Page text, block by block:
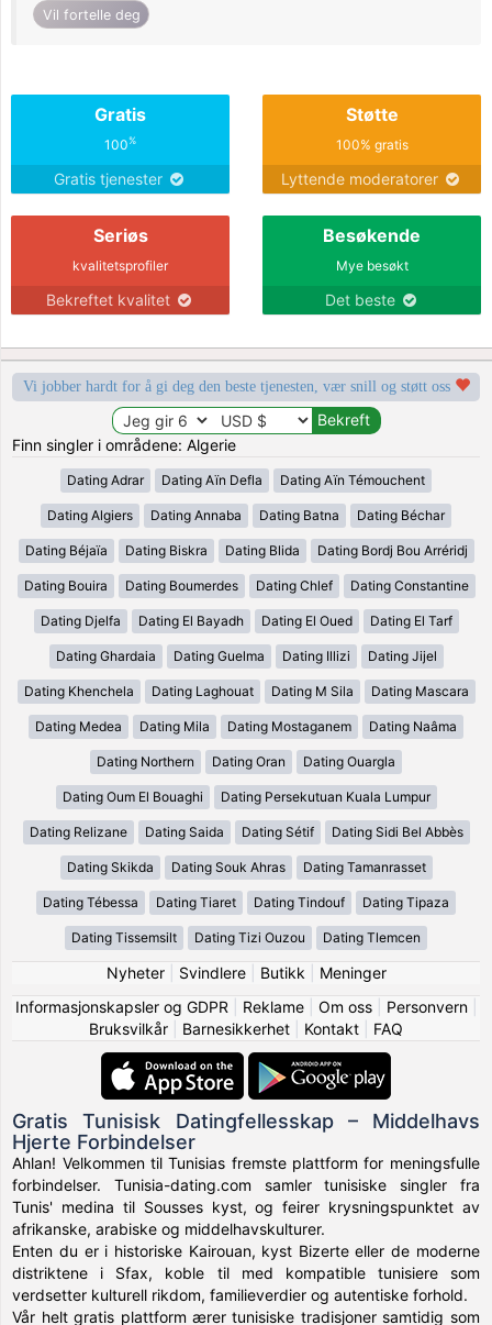
Vil fortelle deg
Gratis
100%
Gratis tjenester
Støtte
100% gratis
Lyttende moderatorer
Seriøs
kvalitetsprofiler
Bekreftet kvalitet
Besøkende
Mye besøkt
Det beste
Vi jobber hardt for å gi deg den beste tjenesten, vær snill og støtt oss
Finn singler i områdene: Algerie
Dating Adrar Dating Aïn Defla Dating Aïn Témouchent
Dating Algiers Dating Annaba Dating Batna Dating Béchar
Dating Béjaïa Dating Biskra Dating Blida Dating Bordj Bou Arréridj
Dating Bouira Dating Boumerdes Dating Chlef Dating Constantine
Dating Djelfa Dating El Bayadh Dating El Oued Dating El Tarf
Dating Ghardaia Dating Guelma Dating Illizi Dating Jijel
Dating Khenchela Dating Laghouat Dating M Sila Dating Mascara
Dating Medea Dating Mila Dating Mostaganem Dating Naâma
Dating Northern Dating Oran Dating Ouargla
Dating Oum El Bouaghi Dating Persekutuan Kuala Lumpur
Dating Relizane Dating Saida Dating Sétif Dating Sidi Bel Abbès
Dating Skikda Dating Souk Ahras Dating Tamanrasset
Dating Tébessa Dating Tiaret Dating Tindouf Dating Tipaza
Dating Tissemsilt Dating Tizi Ouzou Dating Tlemcen
Nyheter| Svindlere| Butikk
Meninger
Informasjonskapsler og GDPR
Reklame| Om oss| Personvern|
Bruksvilkår
Barnesikkerhet Kontakt FAQ
Gratis Tunisisk Datingfellesskap – Middelhavs
Hjerte Forbindelser
Ahlan! Velkommen til Tunisias fremste plattform for meningsfulle
forbindelser. Tunisia-dating.com samler tunisiske singler fra
Tunis' medina til Sousses kyst, og feirer krysningspunktet av
afrikanske, arabiske og middelhavskulturer.
Enten du er i historiske Kairouan, kyst Bizerte eller de moderne
distriktene i Sfax, koble til med kompatible tunisiere som
verdsetter kulturell rikdom, familieverdier og autentiske forhold.
Vår helt gratis plattform ærer tunisiske tradisjoner samtidig som